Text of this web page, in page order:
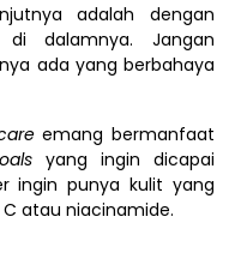
adalah dengan
di dalamnya. Jangan
ada yang berbahaya
emang bermanfaat
yang ingin dicapai
ingin punya kulit yang
atau niacinamide.